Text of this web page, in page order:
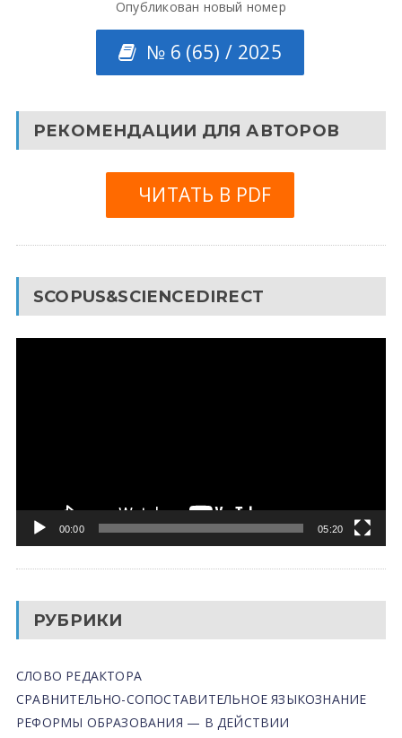
Опубликован новый номер
№ 6 (65) / 2025
РЕКОМЕНДАЦИИ ДЛЯ АВТОРОВ
ЧИТАТЬ В PDF
SCOPUS&SCIENCEDIRECT
00:00 05:20
РУБРИКИ
СЛОВО РЕДАКТОРА
СРАВНИТЕЛЬНО-СОПОСТАВИТЕЛЬНОЕ ЯЗЫКОЗНАНИЕ
РЕФОРМЫ ОБРАЗОВАНИЯ — В ДЕЙСТВИИ